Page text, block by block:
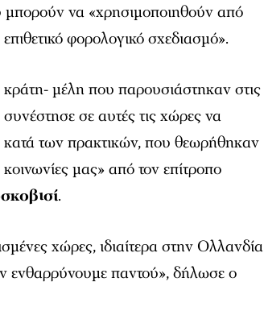
να «χρησιμοποιηθούν από
φορολογικό σχεδιασμό».
κράτη- μέλη που παρουσιάστηκαν στις
σε αυτές τις χώρες να
κατά των πρακτικών, που θεωρήθηκαν
κοινωνίες μας» από τον επίτροπο
.
χώρες, ιδιαίτερα στην Ολλανδία
ενθαρρύνουμε παντού», δήλωσε ο